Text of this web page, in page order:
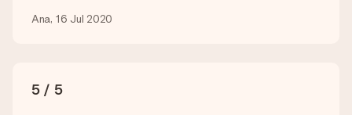
disponible?
¿Estás buscando un regalo específico o un regalo en un color
¿Cómo agrego una tarjeta de regalo a mi obsequio? /
Ana, 16 Jul 2020
5 / 5